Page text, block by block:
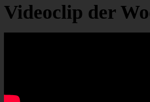
Videoclip der